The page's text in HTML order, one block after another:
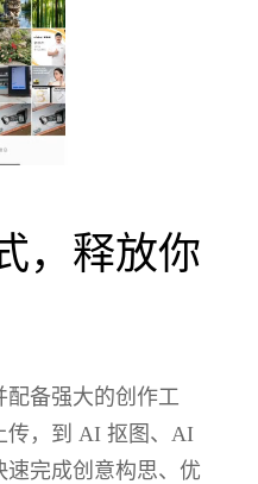
，释放你
配备强大的创作工
传，到 AI 抠图、AI
完成创意构思、优